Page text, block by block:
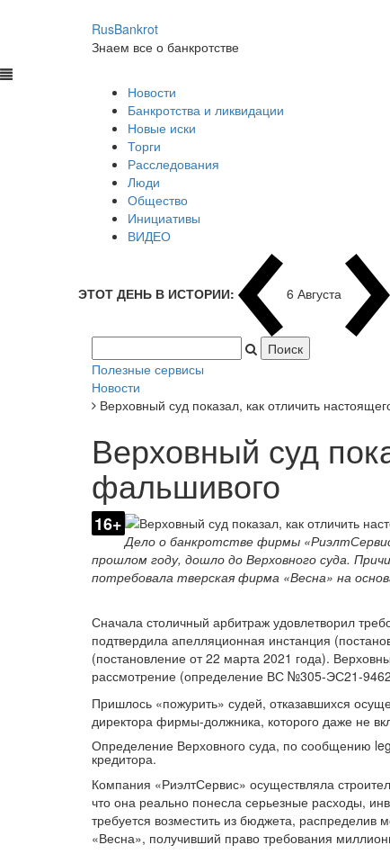
RusBankrot
Знаем все о банкротстве
Новости
Банкротства и ликвидации
Новые иски
Торги
Расследования
Люди
Общество
Инициативы
ВИДЕО
ЭТОТ ДЕНЬ В ИСТОРИИ: 6 Августа
Полезные сервисы
Новости
Верховный суд показал, как отличить
Верховный суд
фальшивого
16+
Дело о банкротстве фирмы
прошлом году, дошло до Верховного суда.
потребовала тверская фирма «Весна» на
Сначала столичный арбитраж удовлетворил
подтвердила апелляционная инстанция
(постановление от 22 марта 2021 года).
рассмотрение (определение ВС №305-ЭС21-
Пришлось «пожурить» судей, отказавшихся
директора фирмы-должника, которого даже не
Определение Верховного суда, по сообщению
кредитора.
Компания «РиэлтСервис» осуществляла
что она реально понесла серьезные расходы,
требуется возместить из бюджета,
«Весна», получивший право требования